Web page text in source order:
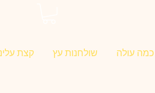
כמה עולה שולחנות עץ קצת